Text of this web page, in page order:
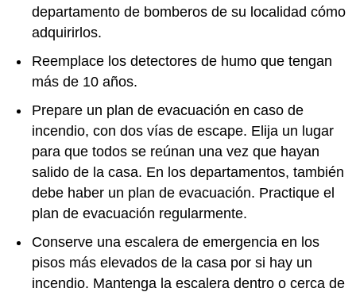
departamento de bomberos de su localidad cómo
adquirirlos.
Reemplace los detectores de humo que tengan
más de 10 años.
Prepare un plan de evacuación en caso de
incendio, con dos vías de escape. Elija un lugar
para que todos se reúnan una vez que hayan
salido de la casa. En los departamentos, también
debe haber un plan de evacuación. Practique el
plan de evacuación regularmente.
Conserve una escalera de emergencia en los
pisos más elevados de la casa por si hay un
incendio. Mantenga la escalera dentro o cerca de